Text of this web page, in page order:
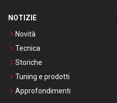
NOTIZIE
Novità
Tecnica
Storiche
Tuning e prodotti
Approfondimenti